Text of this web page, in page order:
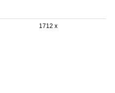
1712 x